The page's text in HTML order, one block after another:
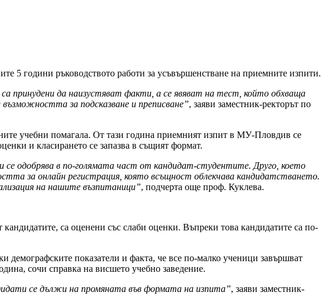
5 години ръководството работи за усъвършенстване на приемните изпити.
принудени да наизустяват факти, а се явяват на тест, който обхваща
за подсказване и преписване”, заяви заместник-ректорът по
учебни помагала. От тази година приемният изпит в МУ-Пловдив се
и класирането се запазва в същият формат.
и се одобрява в по-голямата част от кандидат-студентите. Друго, което
за онлайн регистрация, която всъщност облекчава кандидатстването.
на нашите възпитаници”, подчерта още проф. Куклева.
са оценени със слаби оценки. Въпреки това кандидатите са по-
показатели и факта, че все по-малко ученици завършват
сочи справка на висшето учебно заведение.
се дължи на промяната във формата на изпита”, заяви заместник-